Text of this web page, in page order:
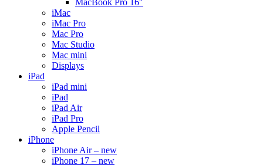
MacBook Pro 16″
iMac
iMac Pro
Mac Pro
Mac Studio
Mac mini
Displays
iPad
iPad mini
iPad
iPad Air
iPad Pro
Apple Pencil
iPhone
iPhone Air – new
iPhone 17 – new